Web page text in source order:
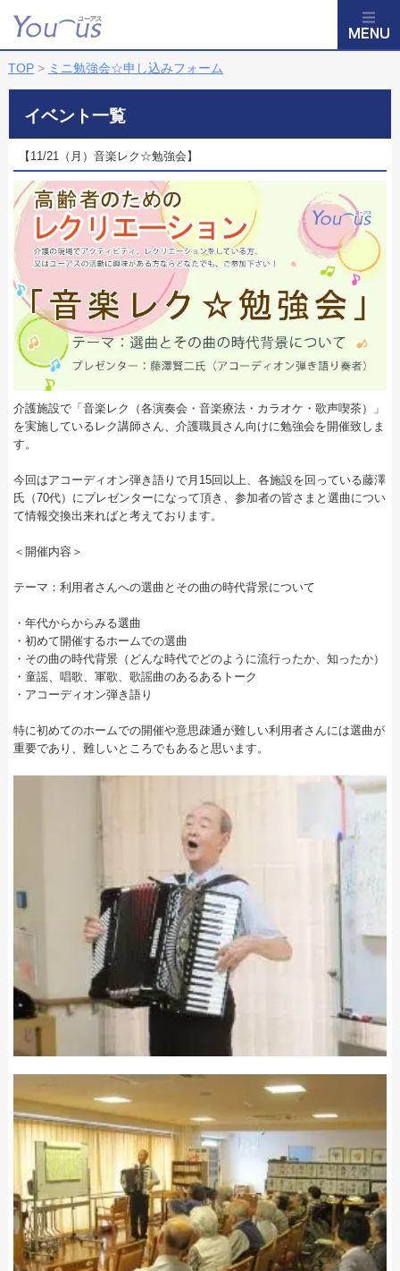
TOP > ミニ勉強会☆申し込みフォーム
イベント一覧
【11/21（月）音楽レク☆勉強会】
介護施設で「音楽レク（各演奏会・音楽療法・カラオケ・歌声喫茶）」
を実施しているレク講師さん、介護職員さん向けに勉強会を開催致しま
す。
今回はアコーディオン弾き語りで月15回以上、各施設を回っている藤澤
氏（70代）にプレゼンターになって頂き、参加者の皆さまと選曲につい
て情報交換出来ればと考えております。
＜開催内容＞
テーマ：利用者さんへの選曲とその曲の時代背景について
・年代からからみる選曲
・初めて開催するホームでの選曲
・その曲の時代背景（どんな時代でどのように流行ったか、知ったか）
・童謡、唱歌、軍歌、歌謡曲のあるあるトーク
・アコーディオン弾き語り
特に初めてのホームでの開催や意思疎通が難しい利用者さんには選曲が
重要であり、難しいところでもあると思います。